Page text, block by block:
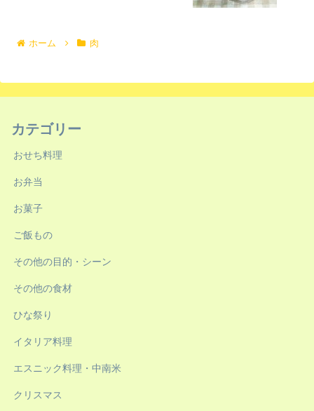
ホーム 肉
カテゴリー
おせち料理
お弁当
お菓子
ご飯もの
その他の目的・シーン
その他の食材
ひな祭り
イタリア料理
エスニック料理・中南米
クリスマス